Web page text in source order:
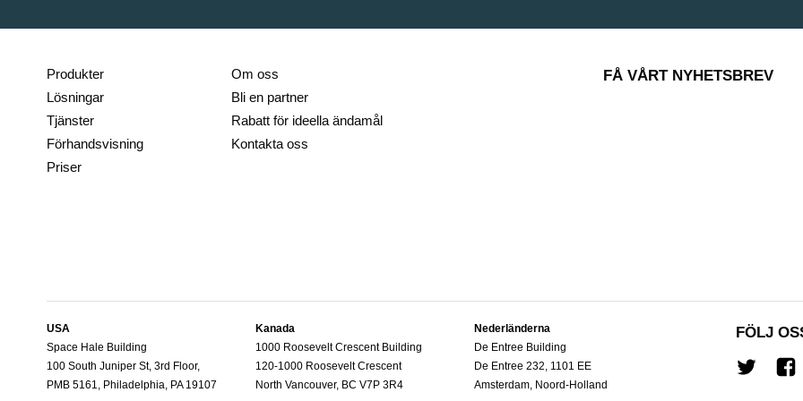
Produkter
Lösningar
Tjänster
Förhandsvisning
Priser
Om oss
Bli en partner
Rabatt för ideella ändamål
Kontakta oss
FÅ VÅRT NYHETSBREV
USA
Space Hale Building
100 South Juniper St, 3rd Floor,
PMB 5161, Philadelphia, PA 19107
Kanada
1000 Roosevelt Crescent Building
120-1000 Roosevelt Crescent
North Vancouver, BC V7P 3R4
Nederländerna
De Entree Building
De Entree 232, 1101 EE
Amsterdam, Noord-Holland
FÖLJ
Twitter